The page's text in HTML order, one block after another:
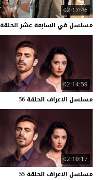
02:17:46
مسلسل في السابعة عشر الحلقة
02:14:59
مسلسل الاعراف الحلقة 56
02:10:17
مسلسل الاعراف الحلقة 55